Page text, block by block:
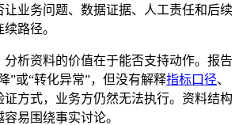
业务问题、数据证据、人工责任和后续
路径。
分析资料的价值在于能否支持动作。报告
”或“转化异常”，但没有解释指标口径、
证方式，业务方仍然无法执行。资料结构
易围绕事实讨论。